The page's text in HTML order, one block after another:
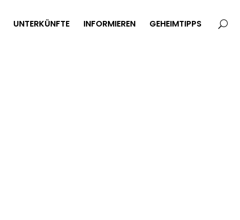
UNTERKÜNFTE INFORMIEREN GEHEIMTIPPS U